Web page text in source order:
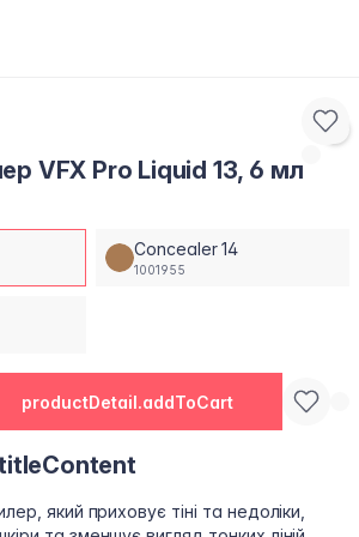
VFX Pro Liquid 13, 6 мл
Concealer 14
1001955
productDetail.addToCart
який приховує тіні та недоліки,